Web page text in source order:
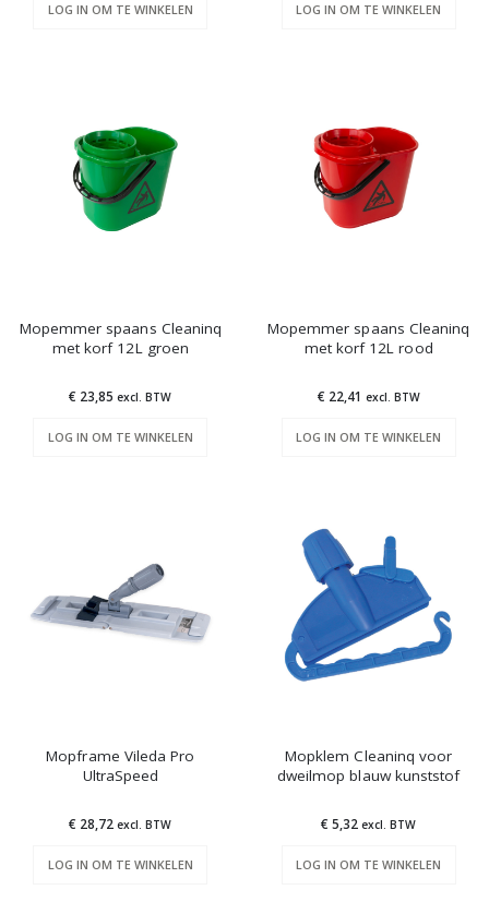
LOG IN OM TE WINKELEN LOG IN OM TE WINKELEN
Mopemmer spaans Cleaninq
met korf 12L groen
€ 23,85excl. BTW
LOG IN OM TE WINKELEN
Mopemmer spaans Cleaninq
met korf 12L rood
€ 22,41 excl. BTW
LOG IN OM TE WINKELEN
Mopframe Vileda Pro
UltraSpeed
€ 28,72excl. BTW
LOG IN OM TE WINKELEN
Mopklem Cleaninq voor
dweilmop blauw kunststof
€ 5,32excl. BTW
LOG IN OM TE WINKELEN